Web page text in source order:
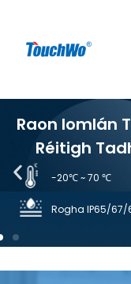
Raon Iomlán
Réitigh
-20℃ ~ 70 ℃
Rogha IP65/67/